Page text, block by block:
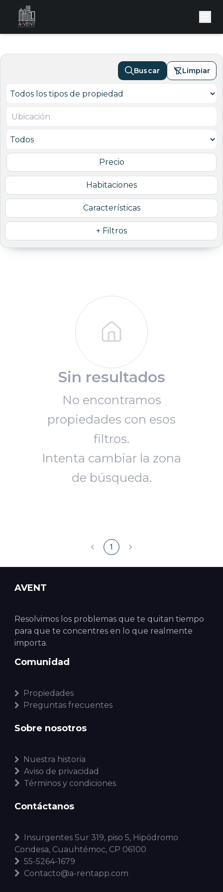
Precio
Habitaciones
Características
+ Filtros
Buscar Limpiar
Sin resultados
No encontramos
propiedades con esos
filtros.
Intenta cambiar la zona
de búsqueda.
1
AVENT
Resolvimos los problemas que te quitan tiempo
para que te concentres en lo que realmente
importa.
Comunidad
Propiedades
Preguntas frecuentes
Sobre nosotros
Nuestra historia
Aviso de privacidad
Términos y condiciones
Contáctanos
Insurgentes Sur 319, piso 5, Hipódromo
Condesa, Cuauhtémoc, CP 06100
55-5264-1679
Contacto@a-rentapp.com